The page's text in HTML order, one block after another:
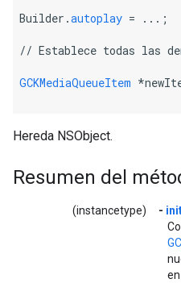
Builder.autoplay = ...;
// Establece todas las
GCKMediaQueueItem
Hereda NSObject.
Resumen del
(instancetype) -